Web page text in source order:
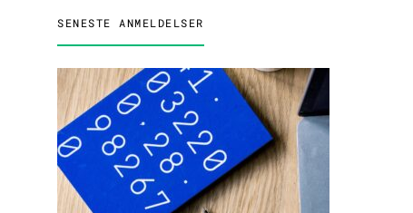
SENESTE ANMELDELSER